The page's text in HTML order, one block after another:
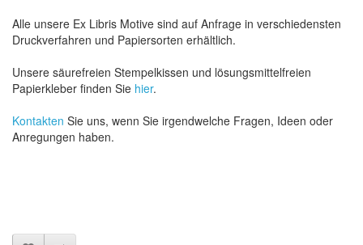
Alle unsere Ex Libris Motive sind auf Anfrage in verschiedensten
Druckverfahren und Papiersorten erhältlich.
Unsere säurefreien Stempelkissen und lösungsmittelfreien
Papierkleber finden Sie hier.
Kontakten Sie uns, wenn Sie irgendwelche Fragen, Ideen oder
Anregungen haben.